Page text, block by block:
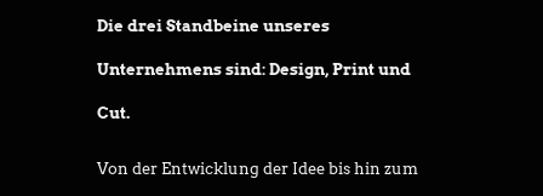
Die drei Standbeine unseres
Unternehmens sind: Design, Print und
Cut.
Von der Entwicklung der Idee bis hin zum